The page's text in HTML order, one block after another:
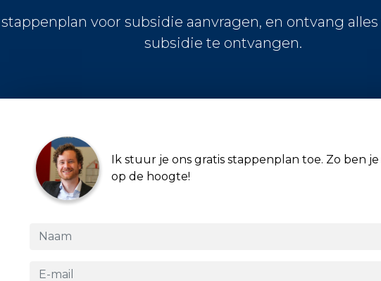
voor subsidie aanvragen, en ontvang
subsidie te ontvangen.
Ik stuur je ons gratis stappenplan toe. Zo ben je
op de hoogte!